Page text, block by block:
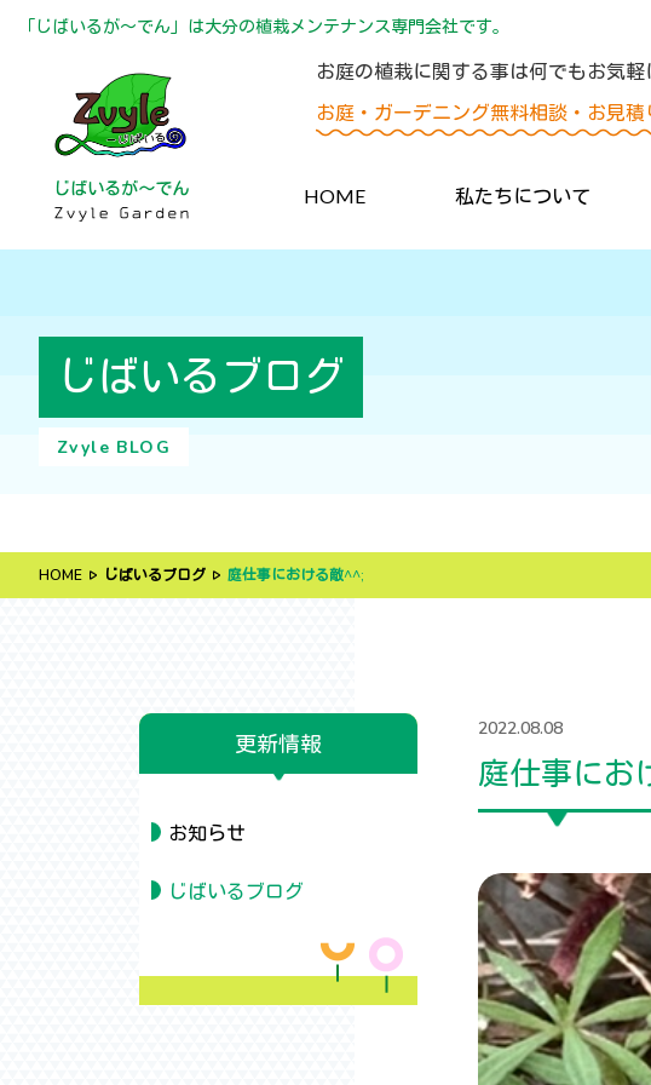
「じばいるが〜でん」は大分の植栽メンテナンス専門会社です。
お庭の植栽に関する事は何でもお気
お庭・ガーデニング無料相談・お見積
HOME 私たちについて
じばいるブログ
Zvyle BLOG
HOME じばいるブログ 庭仕事における敵^^;
更新情報
お知らせ
じばいるブログ
2022.08.08
庭仕事にお